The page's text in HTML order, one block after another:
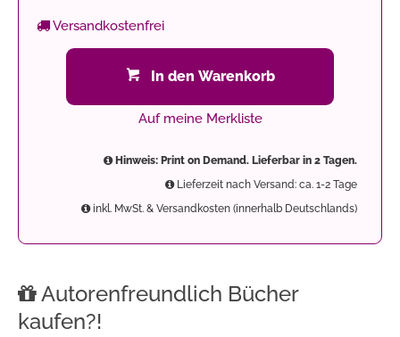
Versandkostenfrei
In den Warenkorb
Auf meine Merkliste
Hinweis: Print on Demand. Lieferbar in 2 Tagen.
Lieferzeit nach Versand: ca. 1-2 Tage
inkl. MwSt. & Versandkosten (innerhalb Deutschlands)
Autorenfreundlich Bücher
kaufen?!